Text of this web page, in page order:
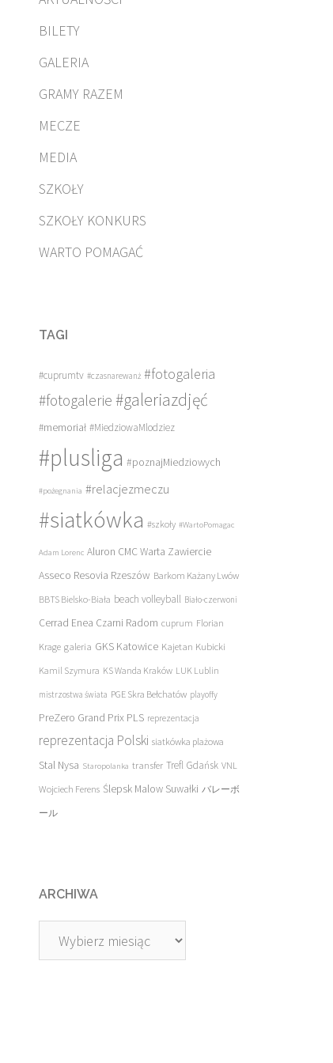
BILETY
GALERIA
GRAMY RAZEM
MECZE
MEDIA
SZKOŁY
SZKOŁY KONKURS
WARTO POMAGAĆ
TAGI
#cuprumtv #czasnarewanż #fotogaleria
#fotogalerie #galeriazdjęć
#memoriał #MiedziowaMlodziez
#plusliga #poznajMiedziowych
#pożegnania #relacjezmeczu
#siatkówka #szkoły #WartoPomagac
Adam Lorenc Aluron CMC Warta Zawiercie
Asseco Resovia Rzeszów Barkom Każany Lwów
BBTS Bielsko-Biała beach volleyball Biało-czerwoni
Cerrad Enea Czarni Radom cuprum Florian
Krage galeria GKS Katowice Kajetan Kubicki
Kamil Szymura KS Wanda Kraków LUK Lublin
mistrzostwa świata PGE Skra Bełchatów playoffy
PreZero Grand Prix PLS reprezentacja
reprezentacja Polski siatkówka plażowa
Stal Nysa Staropolanka transfer Trefl Gdańsk VNL
Wojciech Ferens Ślepsk Malow Suwałki バレーボ
ール
ARCHIWA
Archiwa